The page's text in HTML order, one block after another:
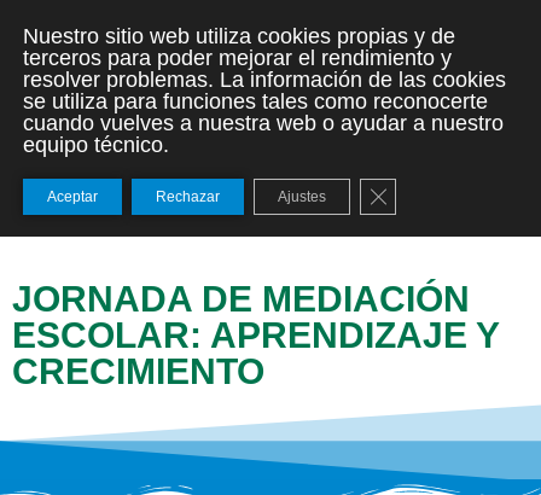
JORNADA DE MEDIACIÓN
ESCOLAR: APRENDIZAJE Y
CRECIMIENTO
Nuestro sitio web utiliza cookies propias y de
terceros para poder mejorar el rendimiento y
resolver problemas. La información de las cookies
se utiliza para funciones tales como reconocerte
cuando vuelves a nuestra web o ayudar a nuestro
equipo técnico.
Aceptar Rechazar Ajustes Cerrar el banner de